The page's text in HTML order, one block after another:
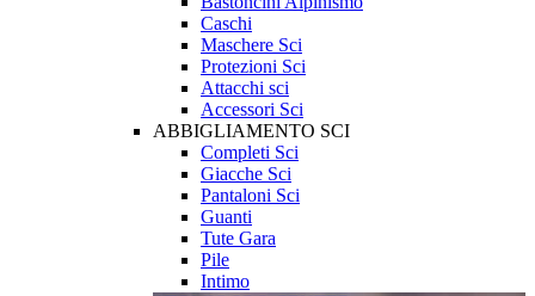
Caschi
Maschere Sci
Protezioni Sci
Attacchi sci
Accessori Sci
ABBIGLIAMENTO SCI
Completi Sci
Giacche Sci
Pantaloni Sci
Guanti
Tute Gara
Pile
Intimo